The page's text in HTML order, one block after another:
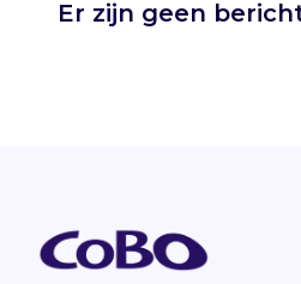
Er zijn geen